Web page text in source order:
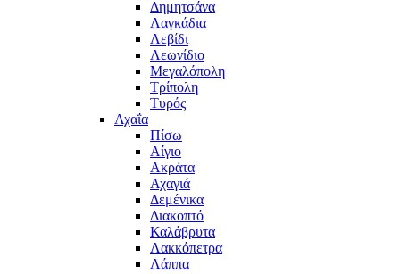
Δημητσάνα
Λαγκάδια
Λεβίδι
Λεωνίδιο
Μεγαλόπολη
Τρίπολη
Τυρός
Αχαΐα
Πίσω
Αίγιο
Ακράτα
Αχαγιά
Δεμένικα
Διακοπτό
Καλάβρυτα
Λακκόπετρα
Λάππα